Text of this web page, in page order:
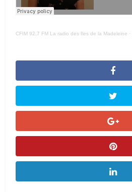
CFIM 92,7 FM La radio des Iles de la Madeleine ·